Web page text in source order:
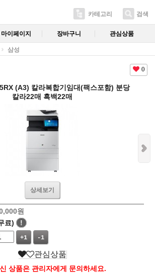
카테고리 검색
마이페이지 장바구니 관심상품
삼성
0
(A3) 칼라복합기임대(팩스포함) 분당
칼라22매 흑백22매
상세보기
원
료)
!
+1 -1
관심상품
상품은 관리자에게 문의하세요.